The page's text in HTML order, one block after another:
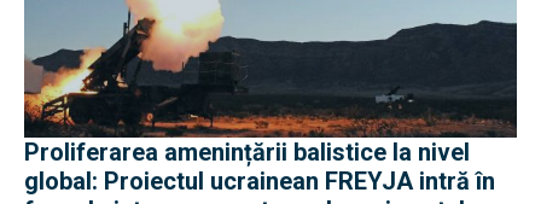
Proliferarea amenințării balistice la nivel
global: Proiectul ucrainean FREYJA intră în